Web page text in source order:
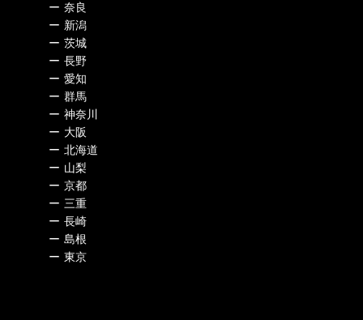
ー 奈良
ー 新潟
ー 茨城
ー 長野
ー 愛知
ー 群馬
ー 神奈川
ー 大阪
ー 北海道
ー 山梨
ー 京都
ー 三重
ー 長崎
ー 島根
ー 東京